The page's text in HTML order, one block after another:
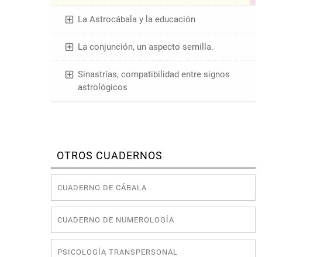
La Astrocábala y la educación
La conjunción, un aspecto semilla.
Sinastrías, compatibilidad entre signos
astrológicos
OTROS CUADERNOS
CUADERNO DE CÁBALA
CUADERNO DE NUMEROLOGÍA
PSICOLOGÍA TRANSPERSONAL